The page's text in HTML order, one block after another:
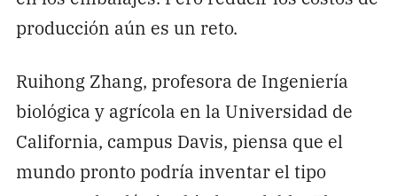
producción aún es un reto.
Ruihong Zhang, profesora de Ingeniería
biológica y agrícola en la Universidad de
California, campus Davis, piensa que el
mundo pronto podría inventar el tipo